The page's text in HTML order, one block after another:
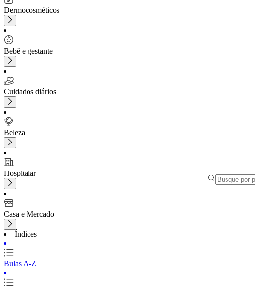
Dermocosméticos
Bebê e gestante
Cuidados diários
Beleza
Hospitalar
Casa e Mercado
Índices
Bulas A-Z